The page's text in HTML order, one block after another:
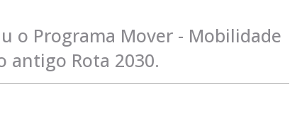
o Programa Mover - Mobilidade
antigo Rota 2030.